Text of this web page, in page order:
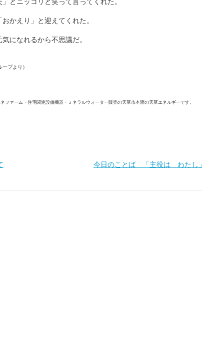
かえり」と迎えてくれた。
になれるから不思議だ。
プより）
ファーム・住宅関連設備機器・ミネラルウォーター販売の天草市本渡の天草エネルギーです。
今日のことば 「主役は わたし」